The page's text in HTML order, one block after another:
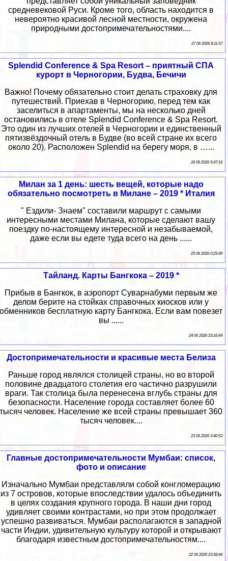
средневековой Руси. Кроме того, область находится в
невероятно красивой лесной местности, окружена
природными достопримечательностями....
27 06 2026 8:11:57
Splendid Conference & Spa Resort – приятный СПА
курорт в Черногории, Будва, Бечичи
Важно! Почему обязательно стоит делать страховку для
путешествий. Приехав в Черногорию, перед тем как
заселиться в апартаменты, мы на несколько дней
остановились в отеле Splendid Conference & Spa Resort.
Это один из лучших отелей в Черногории и единственный
пятизвёздочный отель в Будве (во всей стране их всего
около 20). Расположен Splendid на берегу моря, в …...
26 06 2026 9:47:16
Милан за 1 день: шесть вещей, которые надо
обязательно посмотреть в Милане – 2019 * Италия
" Ездили- Знаем" составили маршрут с самыми
интересными местами Милана, которые сделают вашу
поездку по-настоящему интересной и незабываемой,
даже если вы едете туда всего на день ......
25 06 2026 0:25:49
Тайланд. Карты Бангкока – 2019 *
Прибыв в Бангкок, в аэропорт Суварнабуми первым же
делом берите на стойках справочных киосков или у
обменников бесплатную карту Бангкока. Если вам повезет
вы ......
24 06 2026 23:16:49
Достопримечательности и красивые места Белиза
Раньше город являлся столицей страны, но во второй
половине двадцатого столетия его частично разрушили
враги. Так столица была перенесена вглубь страны для
безопасности. Население города составляет более 60
тысяч человек. Население же всей страны превышает 360
тысяч человек....
23 06 2026 3:40:53
Главные достопримечательности Мумбаи: список,
фото и описание
Изначально Мумбаи представляли собой конгломерацию
из 7 островов, которые впоследствии удалось объединить
в целях создания крупного города. В наши дни город
удивляет своими контрастами, но при этом продолжает
успешно развиваться. Мумбаи располагаются в западной
части Индии, удивительную культуру которой и открывают
благодаря известным достопримечательностям....
22 06 2026 23:58:44